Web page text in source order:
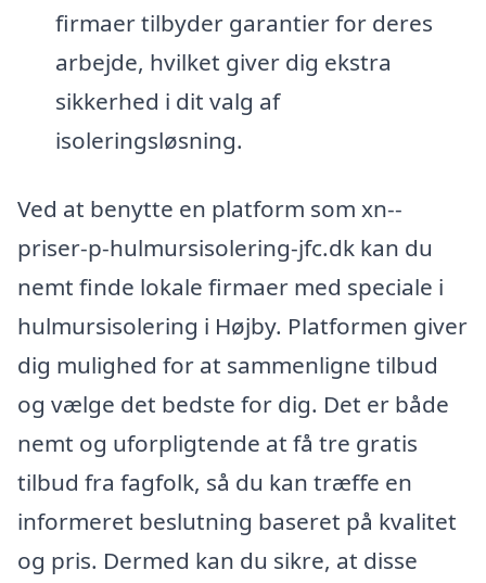
firmaer tilbyder garantier for deres
arbejde, hvilket giver dig ekstra
sikkerhed i dit valg af
isoleringsløsning.
Ved at benytte en platform som xn--
priser-p-hulmursisolering-jfc.dk kan du
nemt finde lokale firmaer med speciale i
hulmursisolering i Højby. Platformen giver
dig mulighed for at sammenligne tilbud
og vælge det bedste for dig. Det er både
nemt og uforpligtende at få tre gratis
tilbud fra fagfolk, så du kan træffe en
informeret beslutning baseret på kvalitet
og pris. Dermed kan du sikre, at disse